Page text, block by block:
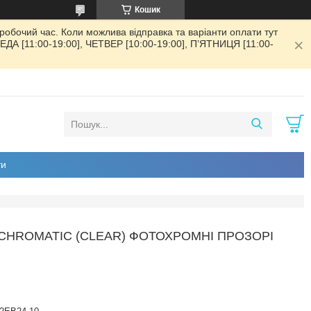
Кошик
час. Коли можлива відправка та варіанти оплати тут
[11:00-19:00], ЧЕТВЕР [10:00-19:00], ПʼЯТНИЦЯ [11:00-
(CLEAR) ФОТОХРОМНІ ПРОЗОРІ